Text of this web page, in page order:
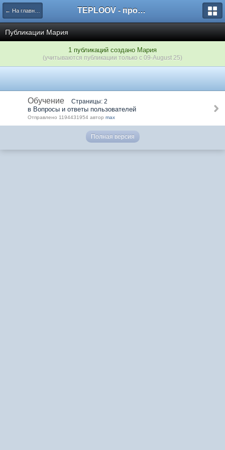
← На главную TEPLOOV - программный комплекс для расчёта систем отопления и вентиляции
Публикации Мария
1 публикаций создано Мария
(учитываются публикации только с 09-August 25)
Обучение Страницы: 2
в Вопросы и ответы пользователей
Отправлено 1194431954 автор max
Полная версия